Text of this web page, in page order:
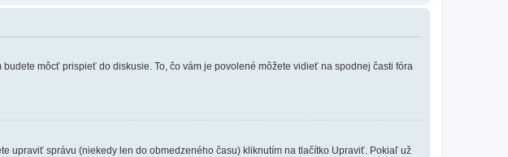
môcť prispieť do diskusie. To, čo vám je povolené môžete vidieť na spodnej časti fóra
upraviť správu (niekedy len do obmedzeného času) kliknutím na tlačítko Upraviť. Pokiaľ už